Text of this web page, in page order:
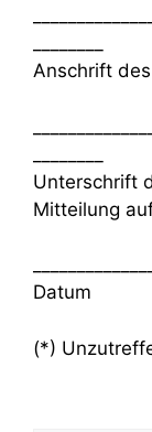
Anschrift
Unterschrift
Mitteilung
Datum
(*)